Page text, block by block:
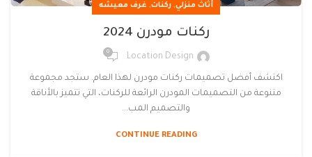
أثاث منزلي, ركنات, غرف معيشه
ركنات مودرن 2024
Location Design
0
اكتشف أفضل تصميمات ركنات مودرن لهذا العام. ستجد مجموعة
متنوعة من التصميمات المودرن الرائعة للركنات، التي تتميز بالأناقة
والتصميم المب...
CONTINUE READING